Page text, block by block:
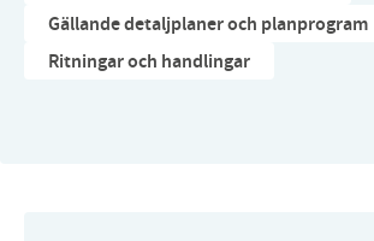
Gällande detaljplaner och planprogram
Ritningar och handlingar